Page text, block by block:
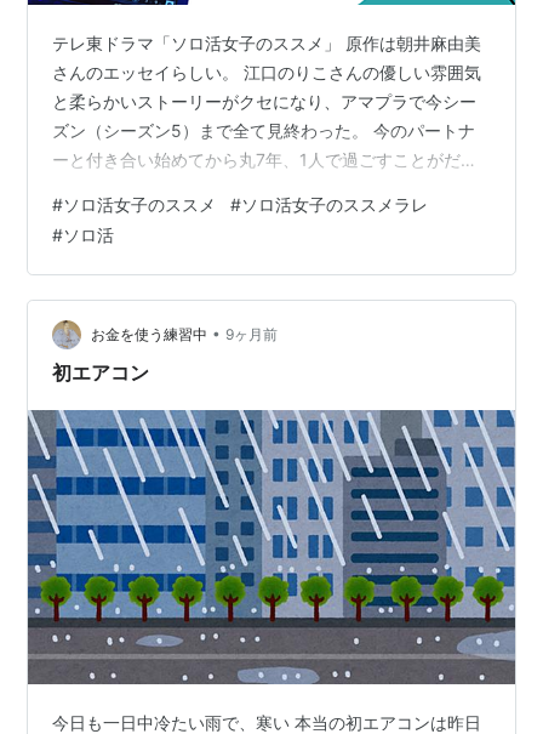
テレ東ドラマ「ソロ活女子のススメ」 原作は朝井麻由美
さんのエッセイらしい。 江口のりこさんの優しい雰囲気
と柔らかいストーリーがクセになり、アマプラで今シー
ズン（シーズン5）まで全て見終わった。 今のパートナ
ーと付き合い始めてから丸7年、1人で過ごすことがだい
ちにできるおひとり様はほとんど体験している。 ただ、
それもほとんどはお酒を飲めるようになる前の話。 お酒
を飲めるようになってからは、何か楽しいことをしたい
時にはパートナー（もしくは友人）を誘って一緒にする
ので、ほぼ1人で動くことがない。 あっても、買い物帰り
の外食くらい。 シーズン5まで…
#ソロ活女子のススメ #ソロ活女子のススメラレ
#ソロ活
お金を使う練習中 • 9ヶ月前
初エアコン
今日も一日中冷たい雨で、寒い 本当の初エアコンは昨日